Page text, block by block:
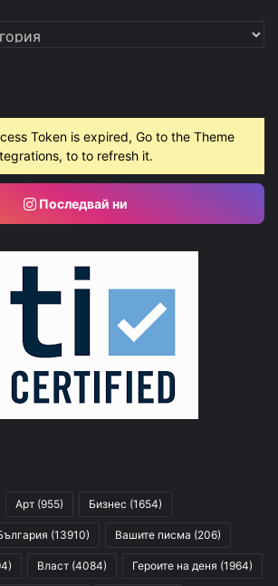
Token is expired, Go to the Theme
to to refresh it.
Последвай ни
Арт (955) Бизнес (1654)
(13910) Вашите писма (206)
Власт (4084) Героите на деня (1964)